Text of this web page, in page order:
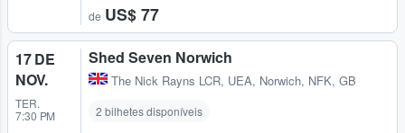
de US$ 77
17 DE
NOV.
TER.
7:30 PM
Shed Seven Norwich
The Nick Rayns LCR, UEA, Norwich, NFK, GB
2 bilhetes disponíveis